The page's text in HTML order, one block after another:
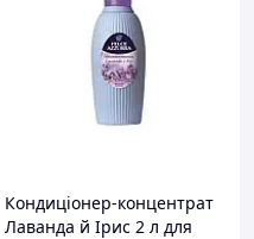
Кондиціонер-концентрат
Лаванда й Ірис 2 л для